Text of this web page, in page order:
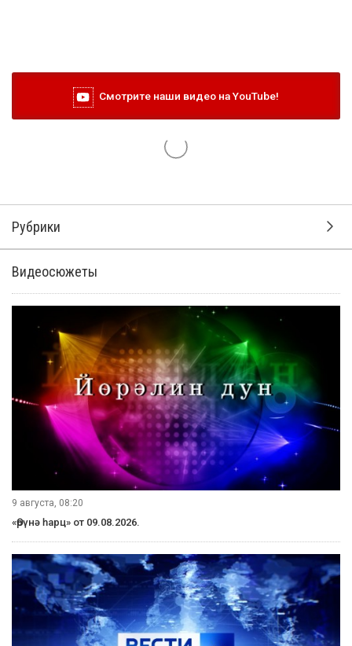
Смотрите наши видео на YouTube!
Рубрики
Видеосюжеты
9 августа, 08:20
«Өрүнә һарц» от 09.08.2026.